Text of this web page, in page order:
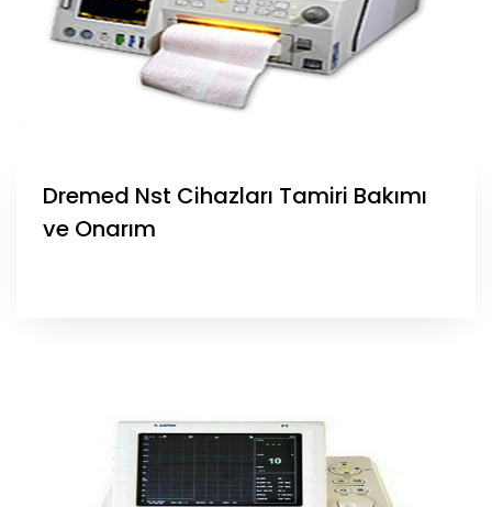
Dremed Nst Cihazları Tamiri Bakımı
ve Onarım